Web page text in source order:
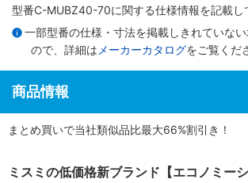
型番C-MUBZ40-70に関する仕様情報を記載し
一部型番の仕様・寸法を掲載しきれていな
ので、詳細は メーカーカタログをご覧くだ
商品情報
まとめ買いで当社類似品比最大66%割引き！
ミスミの低価格新ブランド【エコノミーシ